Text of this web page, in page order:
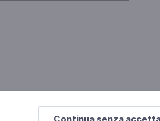
Continua senza